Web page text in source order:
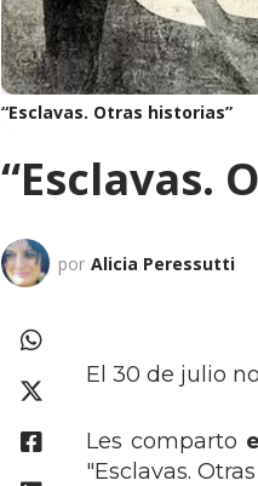
“Esclavas. Otras historias”
“Esclavas.
por Alicia Peressutti
El 30 de julio
Les comparto
"Esclavas.